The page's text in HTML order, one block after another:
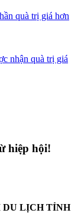
quà trị giá hơn
nhận quà trị giá
hiệp hội!
DU LỊCH TỈNH